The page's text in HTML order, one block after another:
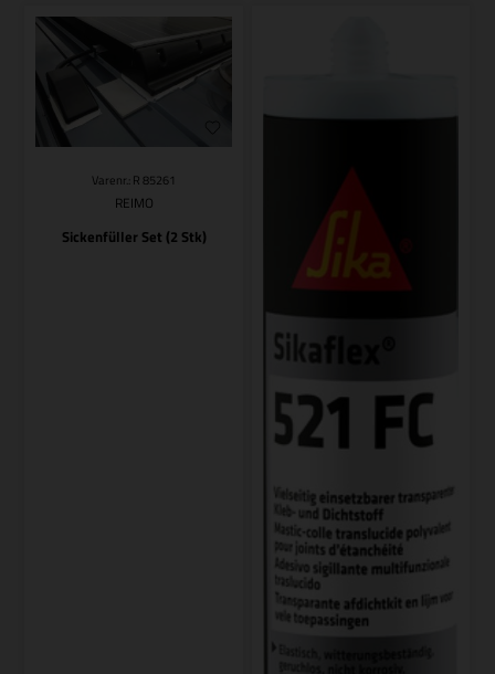
Varenr.: R 85261
REIMO
Sickenfüller Set (2 Stk)